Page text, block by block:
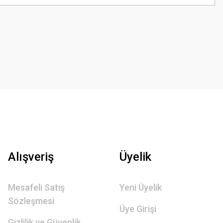
Alışveriş
Mesafeli Satış
Sözleşmesi
Üyelik
Yeni Üyelik
Üye Girişi